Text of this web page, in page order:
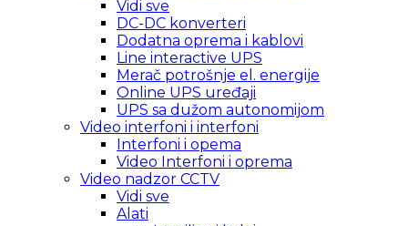
Vidi sve
DC-DC konverteri
Dodatna oprema i kablovi
Line interactive UPS
Merač potrošnje el. energije
Online UPS uređaji
UPS sa dužom autonomijom
Video interfoni i interfoni
Interfoni i opema
Video Interfoni i oprema
Video nadzor CCTV
Vidi sve
Alati